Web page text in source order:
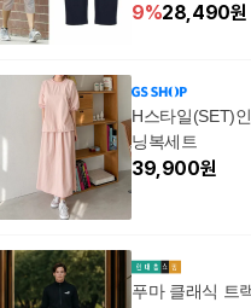
9%28,490원
H스타일(SET)
닝복세트
39,900원
푸마 클래식 트